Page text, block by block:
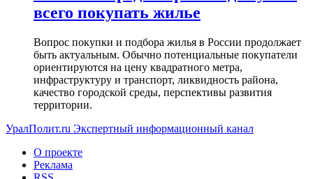
всего покупать жилье
Вопрос покупки и подбора жилья в России продолжает
быть актуальным. Обычно потенциальные покупатели
ориентируются на цену квадратного метра,
инфраструктуру и транспорт, ликвидность района,
качество городской среды, перспективы развития
территории.
УралПолит.ru Экспертный информационный канал
О проекте
Реклама